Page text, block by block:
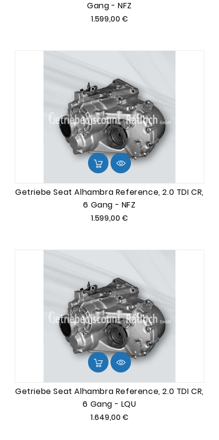
Gang - NFZ
1.599,00 €
Getriebe Seat Alhambra Reference, 2.0 TDI CR,
6 Gang - NFZ
1.599,00 €
Getriebe Seat Alhambra Reference, 2.0 TDI CR,
6 Gang - LQU
1.649,00 €